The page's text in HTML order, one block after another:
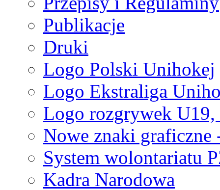
Publikacje
Druki
Logo Polski Unihokej
Logo Ekstraliga
Logo rozgrywek
Nowe znaki graficzne
System wolontariatu
Kadra Narodowa